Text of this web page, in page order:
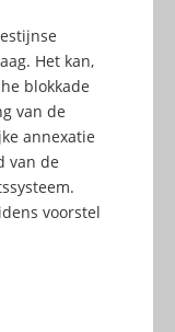
Het kan,
blokkade
van de
annexatie
van de
voorstel